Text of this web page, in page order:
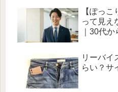
【ぽっ
って見え
｜30代
リーバイ
らい？サ